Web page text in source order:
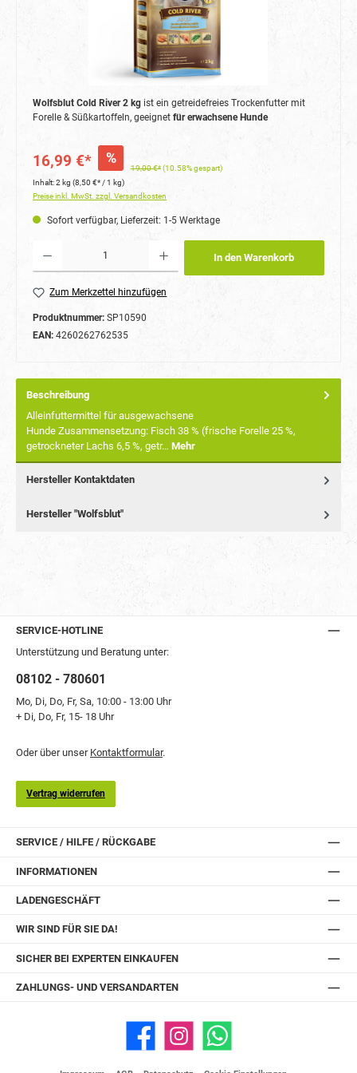
Wolfsblut Cold River 2 kg ist ein getreidefreies Trockenfutter mit
Forelle & Süßkartoffeln, geeignet für erwachsene Hunde
16,99 €* %
19,00 €*(10.58% gespart)
Inhalt:2 kg (8,50 €* / 1 kg)
Preise inkl. MwSt. zzgl. Versandkosten
Sofort verfügbar, Lieferzeit: 1-5 Werktage
Produkt Anzahl: Gib den gewünschten Wert ein oder benutze die Schaltflächen um die
In den Warenkorb
Zum Merkzettel hinzufügen
Produktnummer: SP10590
EAN: 4260262762535
Beschreibung
Alleinfuttermittel für ausgewachsene
Hunde Zusammensetzung: Fisch 38 % (frische Forelle 25 %,
getrockneter Lachs 6,5 %, getr… Mehr
Hersteller Kontaktdaten
Hersteller "Wolfsblut"
SERVICE-HOTLINE
Unterstützung und Beratung unter:
08102 - 780601
Mo, Di, Do, Fr, Sa, 10:00 - 13:00 Uhr
+ Di, Do, Fr, 15- 18 Uhr
Oder über unser Kontaktformular.
Vertrag widerrufen
SERVICE / HILFE / RÜCKGABE
INFORMATIONEN
LADENGESCHÄFT
WIR SIND FÜR SIE DA!
SICHER BEI EXPERTEN EINKAUFEN
ZAHLUNGS- UND VERSANDARTEN
Facebook Instagram WhatsApp